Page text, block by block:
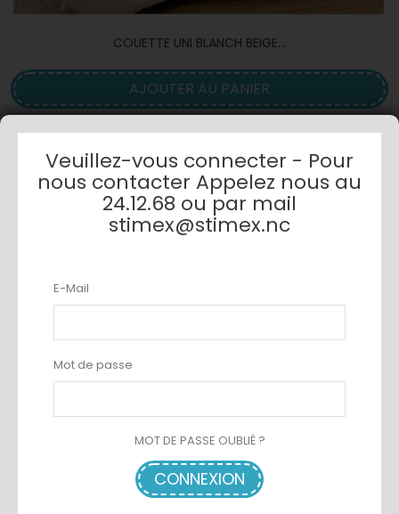
COUETTE UNI BLANCH BEIGE...
AJOUTER AU PANIER
Veuillez-vous connecter - Pour
nous contacter Appelez nous au
24.12.68 ou par mail
stimex@stimex.nc
E-Mail
Mot de passe
MOT DE PASSE OUBLIÉ ?
CONNEXION